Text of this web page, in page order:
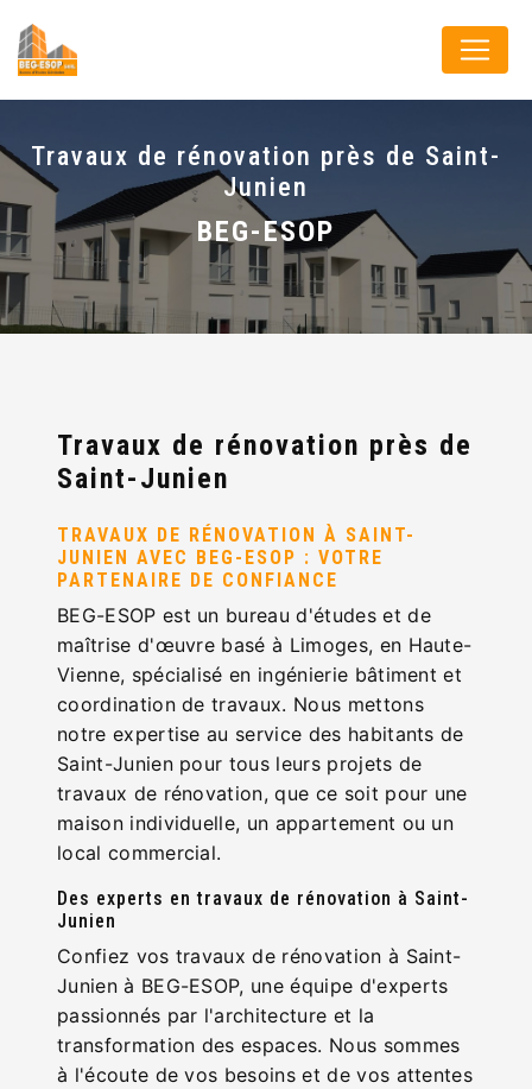
Travaux de rénovation près de Saint-
Junien
BEG-ESOP
Travaux de rénovation près de
Saint-Junien
TRAVAUX DE RÉNOVATION À SAINT-
JUNIEN AVEC BEG-ESOP : VOTRE
PARTENAIRE DE CONFIANCE
BEG-ESOP est un bureau d'études et de
maîtrise d'œuvre basé à Limoges, en Haute-
Vienne, spécialisé en ingénierie bâtiment et
coordination de travaux. Nous mettons
notre expertise au service des habitants de
Saint-Junien pour tous leurs projets de
travaux de rénovation, que ce soit pour une
maison individuelle, un appartement ou un
local commercial.
Des experts en travaux de rénovation à Saint-
Junien
Confiez vos travaux de rénovation à Saint-
Junien à BEG-ESOP, une équipe d'experts
passionnés par l'architecture et la
transformation des espaces. Nous sommes
à l'écoute de vos besoins et de vos attentes